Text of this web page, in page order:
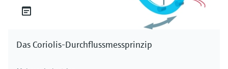
Das Coriolis-Durchflussmessprinzip